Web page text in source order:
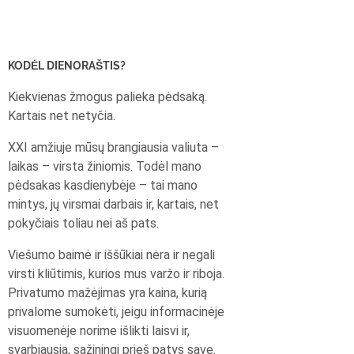
KODĖL DIENORAŠTIS?
Kiekvienas žmogus palieka pėdsaką.
Kartais net netyčia.
XXI amžiuje mūsų brangiausia valiuta –
laikas – virsta žiniomis. Todėl mano
pėdsakas kasdienybėje – tai mano
mintys, jų virsmai darbais ir, kartais, net
pokyčiais toliau nei aš pats.
Viešumo baimė ir iššūkiai nėra ir negali
virsti kliūtimis, kurios mus varžo ir riboja.
Privatumo mažėjimas yra kaina, kurią
privalome sumokėti, jeigu informacinėje
visuomenėje norime išlikti laisvi ir,
svarbiausia, sąžiningi prieš patys save.